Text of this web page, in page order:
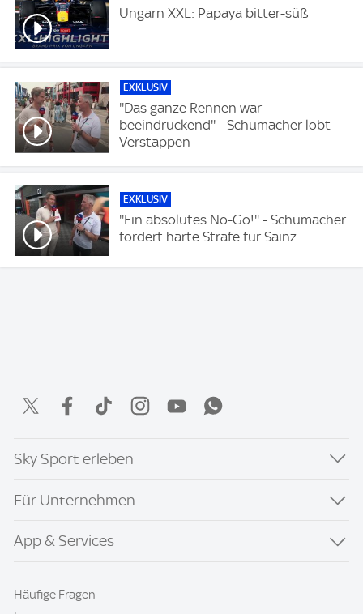
Ungarn XXL: Papaya bitter-süß
EXKLUSIV
''Das ganze Rennen war
beeindruckend'' - Schumacher lobt
Verstappen
EXKLUSIV
''Ein absolutes No-Go!'' - Schumacher
fordert harte Strafe für Sainz.
Sky Sport erleben
Für Unternehmen
App & Services
Häufige Fragen